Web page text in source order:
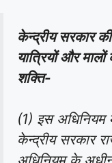
केन्द्रीय सरकार
यात्रियों और
शक्ति-
(1) इस अधिनियम
केन्द्रीय सरकार